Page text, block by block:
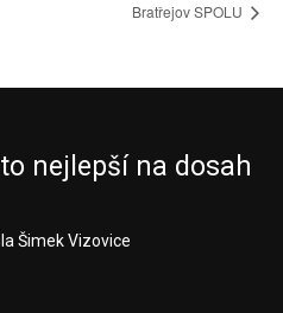
Bratřejov SPOLU
nejlepší na dosah
Šimek Vizovice